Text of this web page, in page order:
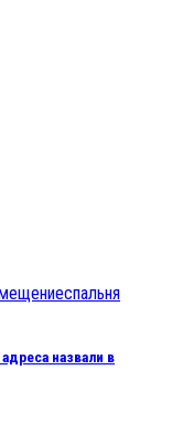
спальня
назвали в